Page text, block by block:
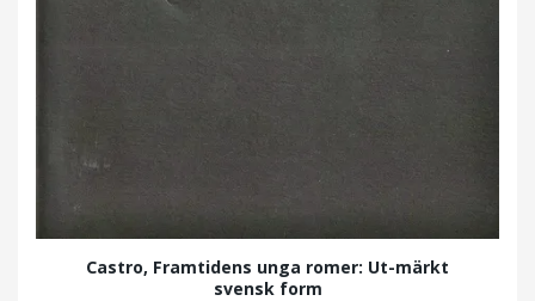
Castro, Framtidens unga romer: Ut-märkt
svensk form